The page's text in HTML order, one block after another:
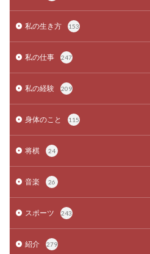
私の生き方 153
私の仕事 247
私の経験 209
身体のこと 115
将棋 24
音楽 26
スポーツ 243
紹介 279